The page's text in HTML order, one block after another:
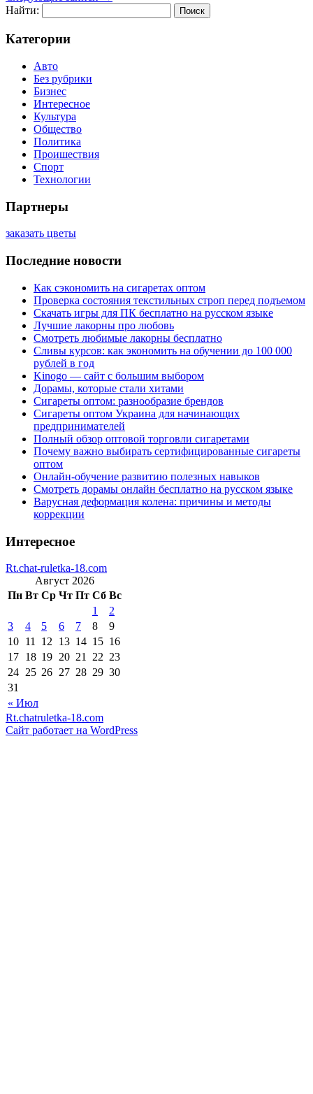
Найти:
Категории
Авто
Без рубрики
Бизнес
Интересное
Культура
Общество
Политика
Проишествия
Спорт
Технологии
Партнеры
заказать цветы
Последние новости
Как сэкономить на сигаретах оптом
Проверка состояния текстильных строп перед подъемом
Скачать игры для ПК бесплатно на русском языке
Лучшие лакорны про любовь
Смотреть любимые лакорны бесплатно
Сливы курсов: как экономить на обучении до 100 000
рублей в год
Kinogo — сайт с большим выбором
Дорамы, которые стали хитами
Сигареты оптом: разнообразие брендов
Сигареты оптом Украина для начинающих
предпринимателей
Полный обзор оптовой торговли сигаретами
Почему важно выбирать сертифицированные сигареты
оптом
Онлайн-обучение развитию полезных навыков
Смотреть дорамы онлайн бесплатно на русском языке
Варусная деформация колена: причины и методы
коррекции
Интересное
Rt.chat-ruletka-18.com
Август 2026
Пн Вт Ср Чт Пт Сб Вс
« Июл
1
2
3
4 5 6 7 8
9
10 11 12 13 14 15 16
17 18 19 20 21 22 23
24 25 26 27 28 29 30
31
Rt.chatruletka-18.com
Сайт работает на WordPress